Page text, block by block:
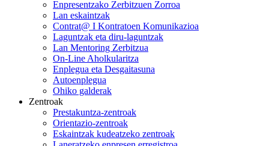
Enpresentzako Zerbitzuen Zorroa
Lan eskaintzak
Contrat@ I Kontratoen Komunikazioa
Laguntzak eta diru-laguntzak
Lan Mentoring Zerbitzua
On-Line Aholkularitza
Enplegua eta Desgaitasuna
Autoenplegua
Ohiko galderak
Zentroak
Prestakuntza-zentroak
Orientazio-zentroak
Eskaintzak kudeatzeko zentroak